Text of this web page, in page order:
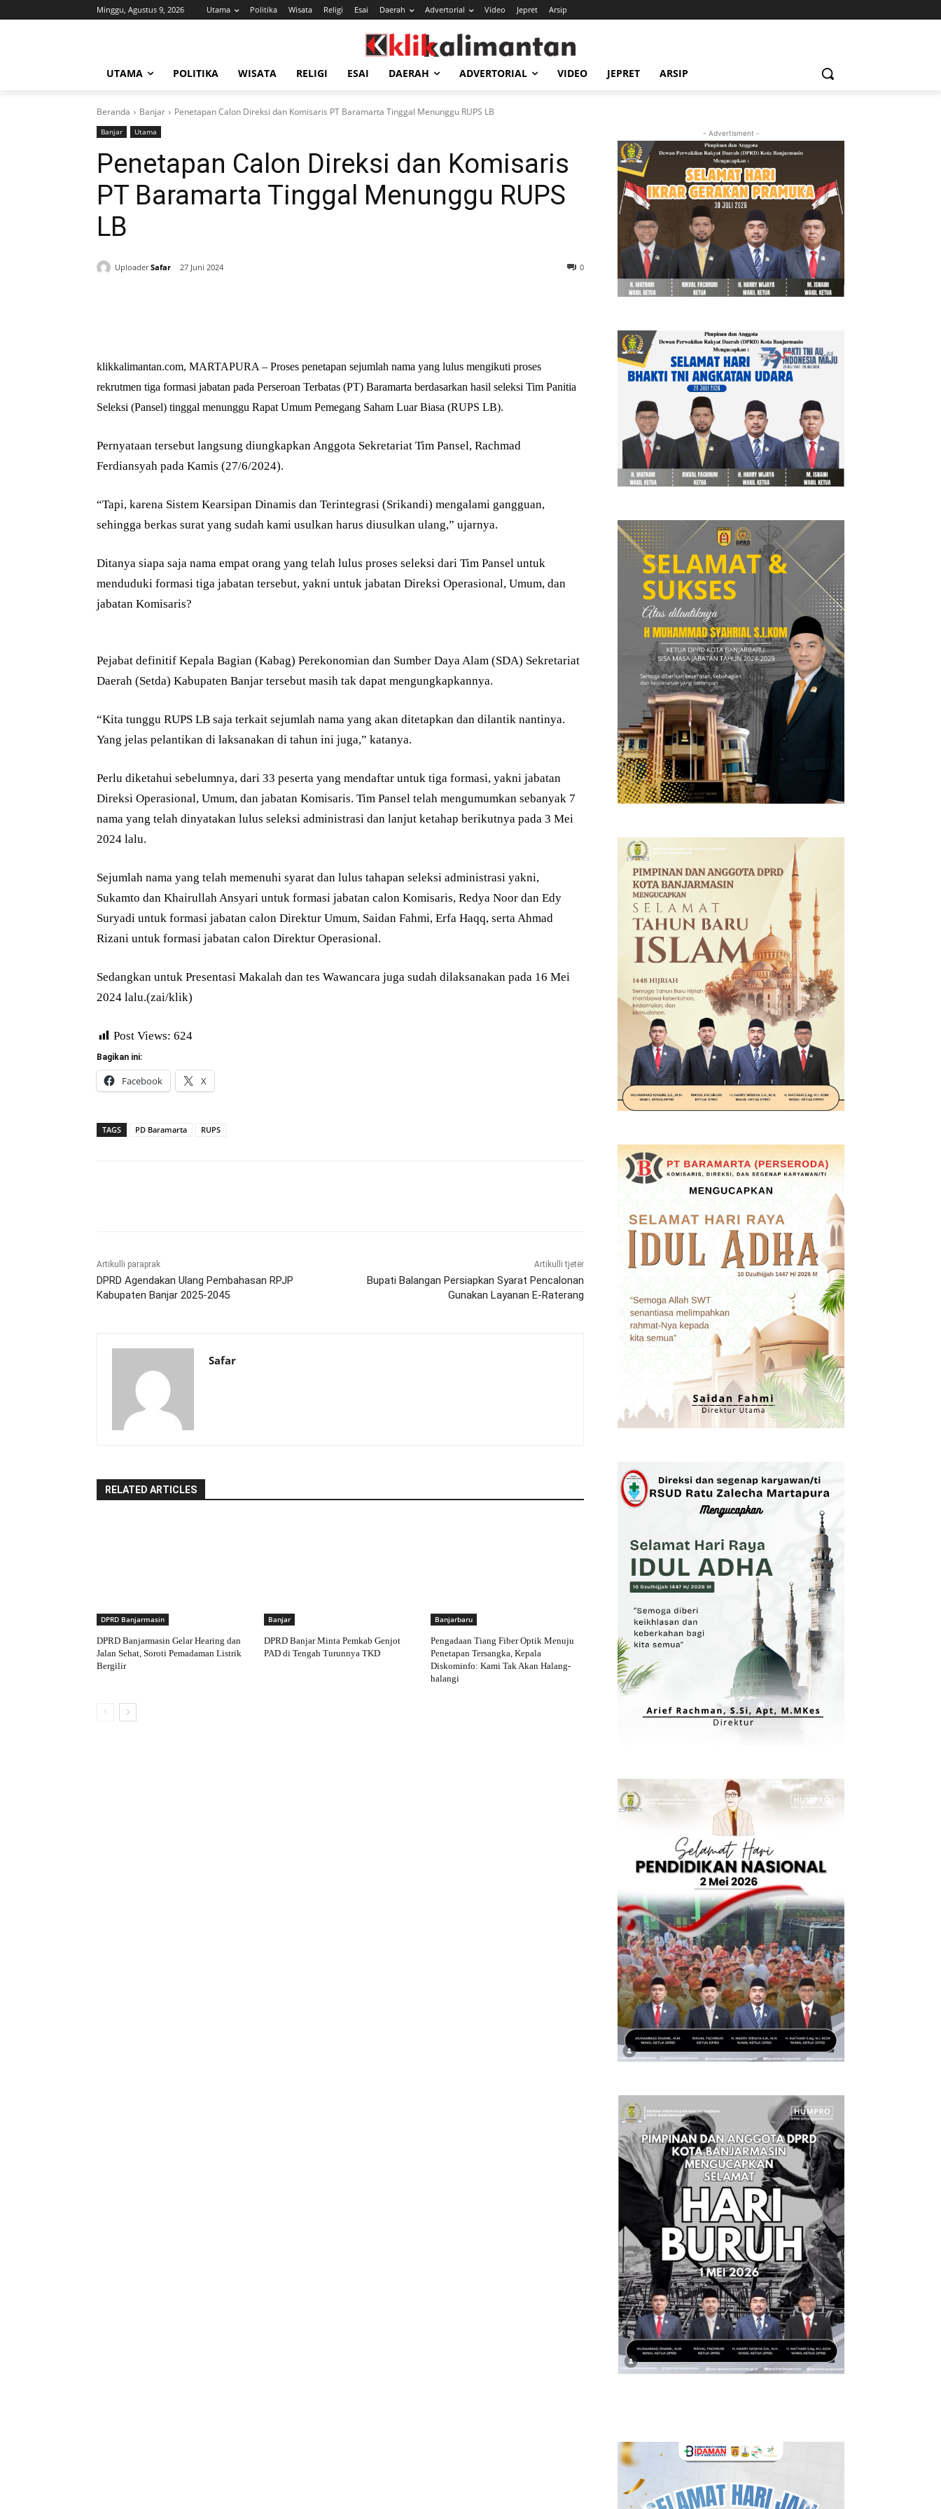
Minggu, Agustus 9, 2026 Utama Politika Wisata Religi Esai Daerah Advertorial Video Jepret Arsip
UTAMA POLITIKA WISATA RELIGI ESAI DAERAH ADVERTORIAL VIDEO JEPRET ARSIP
Beranda Banjar Penetapan Calon Direksi dan Komisaris PT Baramarta Tinggal Menunggu RUPS LB
Banjar Utama
Penetapan Calon Direksi dan Komisaris
PT Baramarta Tinggal Menunggu RUPS
LB
Uploader Safar 27 Juni 2024 0
klikkalimantan.com, MARTAPURA – Proses penetapan sejumlah nama yang lulus mengikuti proses
rekrutmen tiga formasi jabatan pada Perseroan Terbatas (PT) Baramarta berdasarkan hasil seleksi Tim Panitia
Seleksi (Pansel) tinggal menunggu Rapat Umum Pemegang Saham Luar Biasa (RUPS LB).
Pernyataan tersebut langsung diungkapkan Anggota Sekretariat Tim Pansel, Rachmad
Ferdiansyah pada Kamis (27/6/2024).
“Tapi, karena Sistem Kearsipan Dinamis dan Terintegrasi (Srikandi) mengalami gangguan,
sehingga berkas surat yang sudah kami usulkan harus diusulkan ulang,” ujarnya.
Ditanya siapa saja nama empat orang yang telah lulus proses seleksi dari Tim Pansel untuk
menduduki formasi tiga jabatan tersebut, yakni untuk jabatan Direksi Operasional, Umum, dan
jabatan Komisaris?
Pejabat definitif Kepala Bagian (Kabag) Perekonomian dan Sumber Daya Alam (SDA) Sekretariat
Daerah (Setda) Kabupaten Banjar tersebut masih tak dapat mengungkapkannya.
“Kita tunggu RUPS LB saja terkait sejumlah nama yang akan ditetapkan dan dilantik nantinya.
Yang jelas pelantikan di laksanakan di tahun ini juga,” katanya.
Perlu diketahui sebelumnya, dari 33 peserta yang mendaftar untuk tiga formasi, yakni jabatan
Direksi Operasional, Umum, dan jabatan Komisaris. Tim Pansel telah mengumumkan sebanyak 7
nama yang telah dinyatakan lulus seleksi administrasi dan lanjut ketahap berikutnya pada 3 Mei
2024 lalu.
Sejumlah nama yang telah memenuhi syarat dan lulus tahapan seleksi administrasi yakni,
Sukamto dan Khairullah Ansyari untuk formasi jabatan calon Komisaris, Redya Noor dan Edy
Suryadi untuk formasi jabatan calon Direktur Umum, Saidan Fahmi, Erfa Haqq, serta Ahmad
Rizani untuk formasi jabatan calon Direktur Operasional.
Sedangkan untuk Presentasi Makalah dan tes Wawancara juga sudah dilaksanakan pada 16 Mei
2024 lalu.(zai/klik)
Post Views: 624
Bagikan ini:
Facebook X
TAGS PD Baramarta RUPS
Artikulli paraprak
DPRD Agendakan Ulang Pembahasan RPJP
Kabupaten Banjar 2025-2045
Artikulli tjetër
Bupati Balangan Persiapkan Syarat Pencalonan
Gunakan Layanan E-Raterang
Safar
RELATED ARTICLES
DPRD Banjarmasin
DPRD Banjarmasin Gelar Hearing dan
Jalan Sehat, Soroti Pemadaman Listrik
Bergilir
Banjar
DPRD Banjar Minta Pemkab Genjot
PAD di Tengah Turunnya TKD
Banjarbaru
Pengadaan Tiang Fiber Optik Menuju
Penetapan Tersangka, Kepala
Diskominfo: Kami Tak Akan Halang-
halangi
- Advertisment -